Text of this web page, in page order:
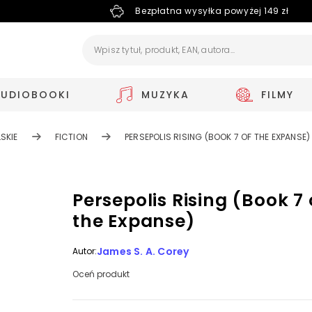
Bezpłatna wysyłka powyżej 149 zł
MUZYKA FILMY
FICTION PERSEPOLIS RISING (BOOK 7 OF THE EXPANSE)
Persepolis Rising (Book 7
the Expanse)
Autor:James S. A. Corey
Oceń produkt